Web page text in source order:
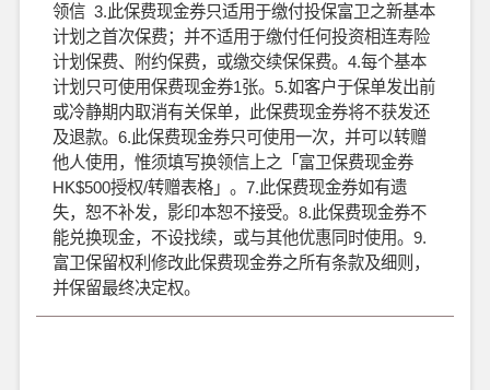
领信 3.此保费现金券只适用于缴付投保富卫之新基本
计划之首次保费；并不适用于缴付任何投资相连寿险
计划保费、附约保费，或缴交续保保费。4.每个基本
计划只可使用保费现金券1张。5.如客户于保单发出前
或冷静期内取消有关保单，此保费现金券将不获发还
及退款。6.此保费现金券只可使用一次，并可以转赠
他人使用，惟须填写换领信上之「富卫保费现金券
HK$500授权/转赠表格」。7.此保费现金券如有遗
失，恕不补发，影印本恕不接受。8.此保费现金券不
能兑换现金，不设找续，或与其他优惠同时使用。9.
富卫保留权利修改此保费现金券之所有条款及细则，
并保留最终决定权。